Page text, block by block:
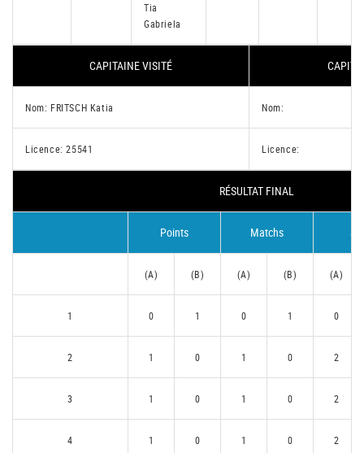
Tia
Gabriela
CAPITAINE VISITÉ
Nom: FRITSCH Katia Nom:
Licence: 25541 Licence:
RÉSULTAT FINAL
Points Matchs
(A) (B) (A) (B) (A)
1 0 1 0 1 0
2 1 0 1 0 2
3 1 0 1 0 2
4 1 0 1 0 2